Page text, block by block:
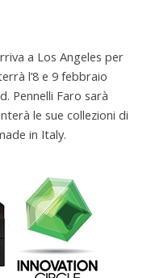
a Los Angeles per
l’8 e 9 febbraio
Pennelli Faro sarà
le sue collezioni di
in Italy.